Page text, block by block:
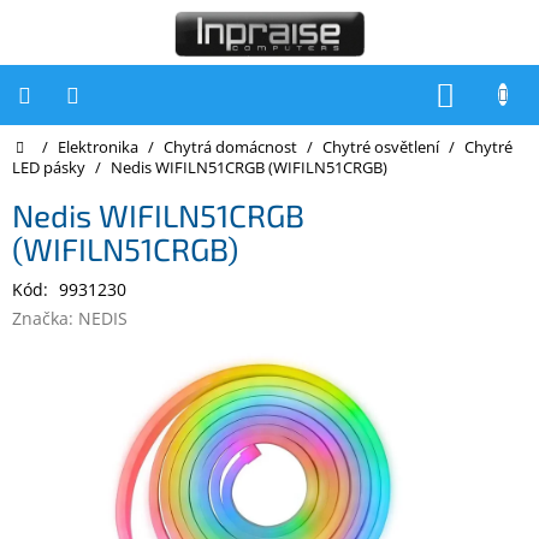
Počítače
Inpraise
Notebooky
Tiskárny
Domů
/ Elektronika / Chytrá domácnost / Chytré osvětlení / Chytré
LED pásky / Nedis WIFILN51CRGB (WIFILN51CRGB)
Nedis WIFILN51CRGB
(WIFILN51CRGB)
Kód: 9931230
Značka: NEDIS